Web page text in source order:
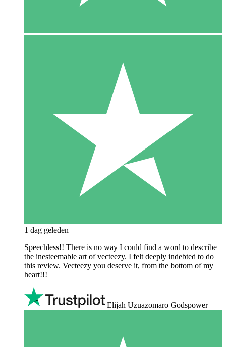
1 dag geleden
Speechless!! There is no way I could find a word to describe
the inesteemable art of vecteezy. I felt deeply indebted to do
this review. Vecteezy you deserve it, from the bottom of my
heart!!!
Elijah Uzuazomaro Godspower